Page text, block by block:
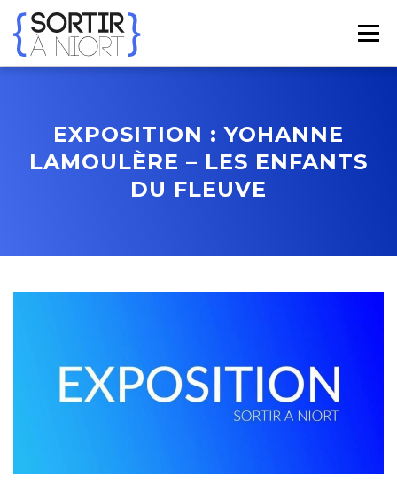
contenu
Menu
BONS PLANS CONTACT
EXPOSITION : YOHANNE
LAMOULÈRE – LES ENFANTS
DU FLEUVE